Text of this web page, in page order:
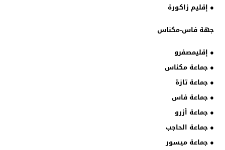
● إقليم زاكورة
جهة فاس-مكناس
● إقليمصفرو
● جماعة مكناس
● جماعة تازة
● جماعة فاس
● جماعة أزرو
● جماعة الحاجب
● جماعة ميسور